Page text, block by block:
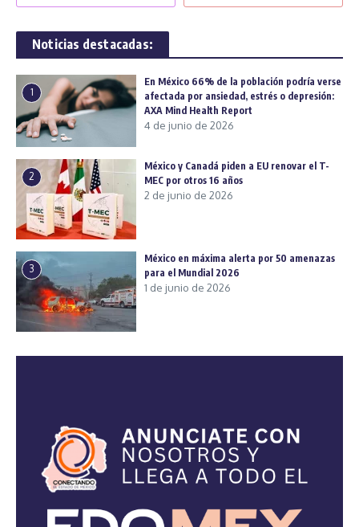
Noticias destacadas:
1
En México 66% de la población podría verse
afectada por ansiedad, estrés o depresión:
AXA Mind Health Report
4 de junio de 2026
2
México y Canadá piden a EU renovar el T-
MEC por otros 16 años
2 de junio de 2026
3
México en máxima alerta por 50 amenazas
para el Mundial 2026
1 de junio de 2026